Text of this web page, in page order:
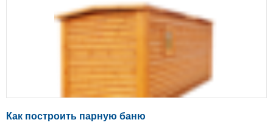
Как построить парную баню